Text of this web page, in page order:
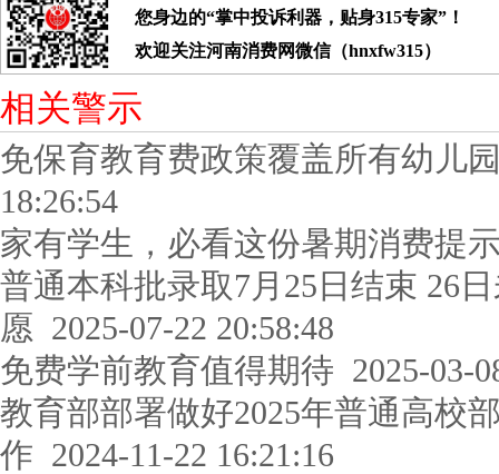
您身边的“掌中投诉利器，贴身315专家”！
欢迎关注河南消费网微信（hnxfw315）
相关警示
免保育教育费政策覆盖所有幼儿
18:26:54
家有学生，必看这份暑期消费提
普通本科批录取7月25日结束 26
愿 2025-07-22 20:58:48
免费学前教育值得期待 2025-03-
教育部部署做好2025年普通高校
作 2024-11-22 16:21:16